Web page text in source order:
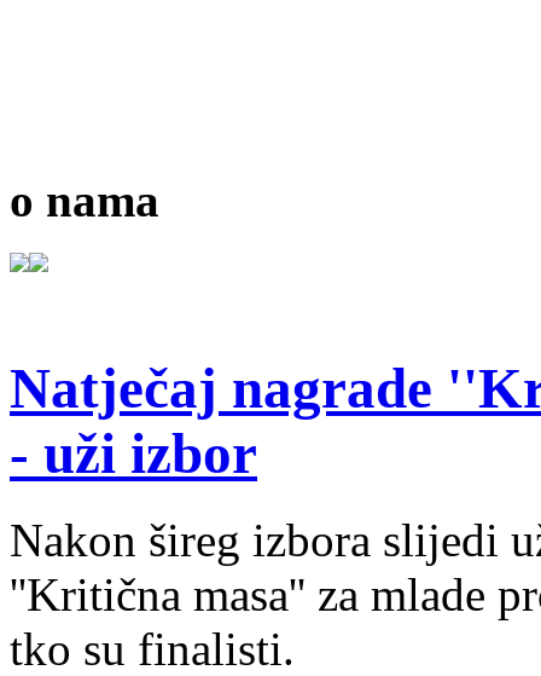
o nama
Natječaj nagrade
- uži izbor
Nakon šireg izbora slijedi
''Kritična masa'' za mlade
tko su finalisti.